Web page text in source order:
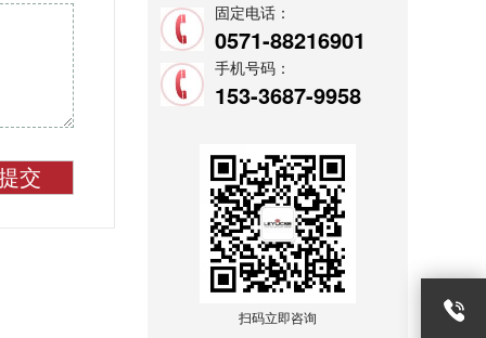
交
固定电话：
0571-88216901
手机号码：
153-3687-9958
扫码立即咨询